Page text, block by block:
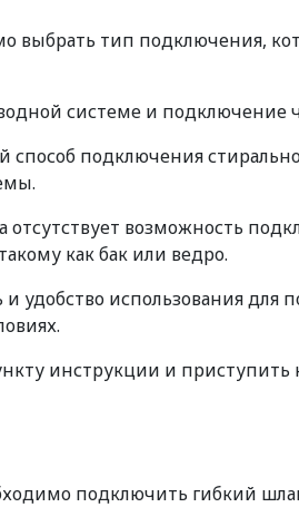
выбрать тип подключения,
системе и подключение
подключения
возможность
как бак или ведро.
использования для
инструкции и приступить
подключить гибкий